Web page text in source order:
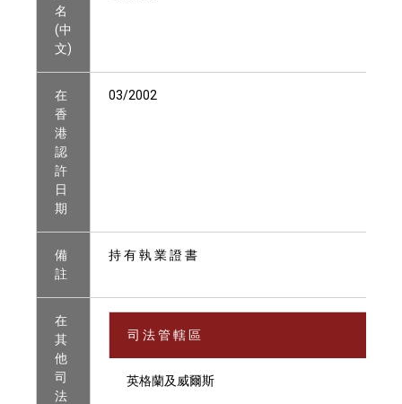
名
(中
文)
在
香
港
認
許
日
期
03/2002
備
註
持 有 執 業 證 書
在
其
他
司
法
司 法 管 轄 區
英格蘭及威爾斯